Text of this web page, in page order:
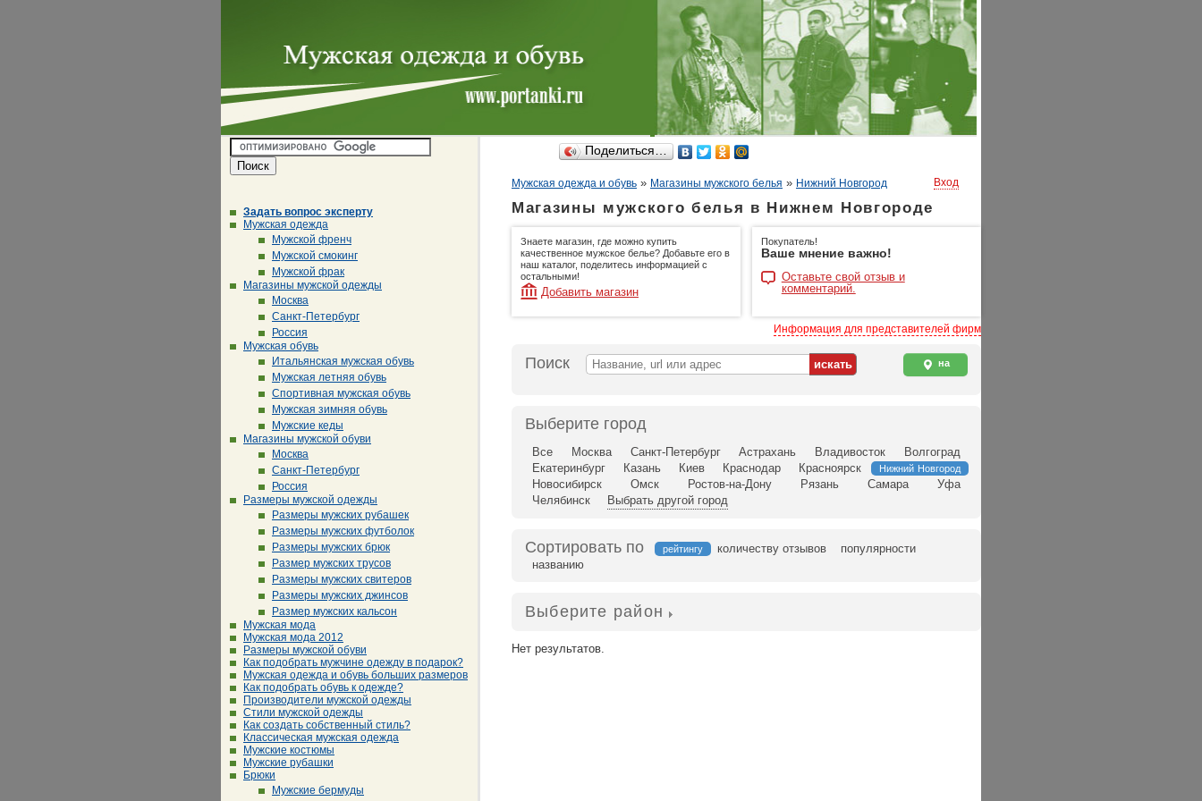
Задать вопрос эксперту
Мужская одежда
Мужской френч
Мужской смокинг
Мужской фрак
Магазины мужской одежды
Москва
Санкт-Петербург
Россия
Мужская обувь
Итальянская мужская обувь
Мужская летняя обувь
Спортивная мужская обувь
Мужская зимняя обувь
Мужские кеды
Магазины мужской обуви
Москва
Санкт-Петербург
Россия
Размеры мужской одежды
Размеры мужских рубашек
Размеры мужских футболок
Размеры мужских брюк
Размер мужских трусов
Размеры мужских свитеров
Размеры мужских джинсов
Размер мужских кальсон
Мужская мода
Мужская мода 2012
Размеры мужской обуви
Как подобрать мужчине одежду в подарок?
Мужская одежда и обувь больших размеров
Как подобрать обувь к одежде?
Производители мужской одежды
Стили мужской одежды
Как создать собственный стиль?
Классическая мужская одежда
Мужские костюмы
Мужские рубашки
Брюки
Мужские бермуды
Поделиться…
Мужская одежда и обувь » Магазины мужского белья » Нижний Новгород Вход
Магазины мужского белья в Нижнем Новгороде
Знаете магазин, где можно купить
качественное мужское белье? Добавьте его в
наш каталог, поделитесь информацией с
остальными!
Добавить магазин
Покупатель!
Ваше мнение важно!
Оставьте свой отзыв и
комментарий.
Информация для представителей фирм
Поиск
на
Выберите город
Все Москва Санкт-Петербург Астрахань Владивосток
Волгоград
Екатеринбург
Казань Киев Краснодар Красноярск Нижний Новгород
Новосибирск Омск Ростов-на-Дону Рязань Самара
Уфа
Челябинск
Выбрать другой город
Сортировать по рейтингу количеству отзывов
популярности
названию
Выберите район
Нет результатов.